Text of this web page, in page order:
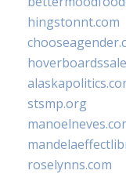
hingstonnt.com
stsmp.org
roselynns.com